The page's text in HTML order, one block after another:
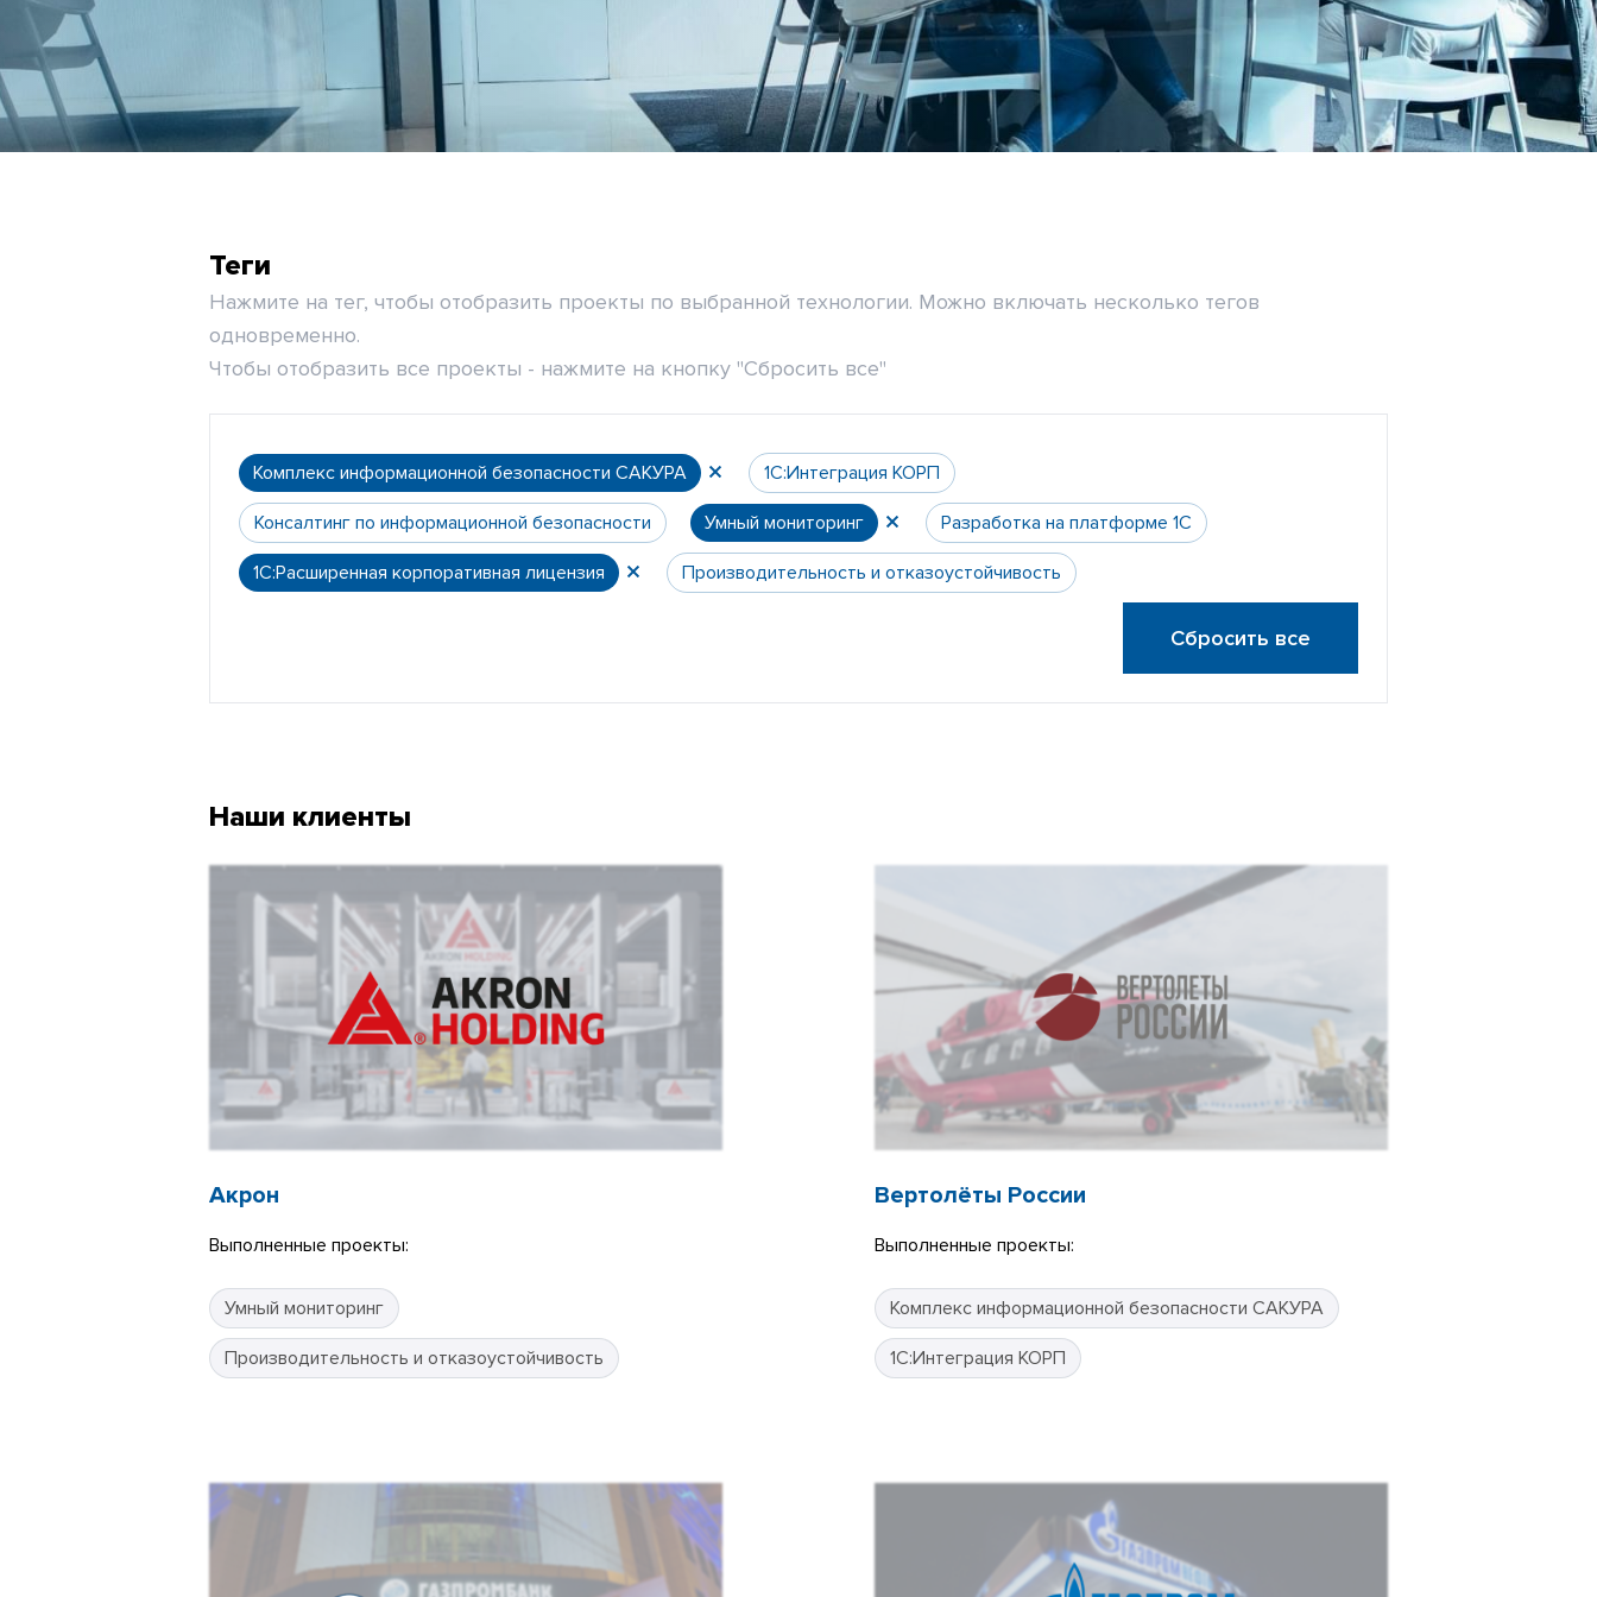
Теги
Нажмите на тег, чтобы отобразить проекты по выбранной технологии. Можно включать несколько тегов
одновременно.
Чтобы отобразить все проекты - нажмите на кнопку "Сбросить все"
Комплекс информационной безопасности САКУРА 1С:Интеграция КОРП
Консалтинг по информационной безопасности Умный мониторинг Разработка на платформе 1С
1С:Расширенная корпоративная лицензия Производительность и отказоустойчивость
Сбросить все
Наши клиенты
Акрон
Выполненные проекты:
Умный мониторинг
Производительность и отказоустойчивость
Вертолёты России
Выполненные проекты:
Комплекс информационной безопасности САКУРА
1С:Интеграция КОРП